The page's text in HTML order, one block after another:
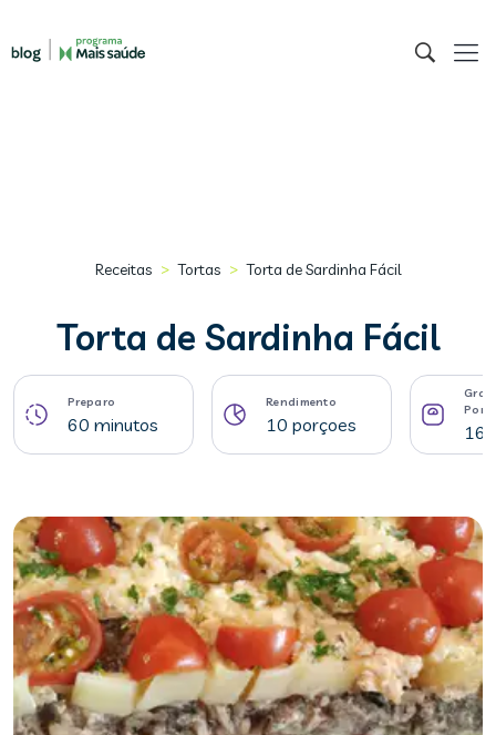
Receitas > Tortas > Torta de Sardinha Fácil
Torta de Sardinha Fácil
Preparo
60 minutos
Rendimento
10 porçoes